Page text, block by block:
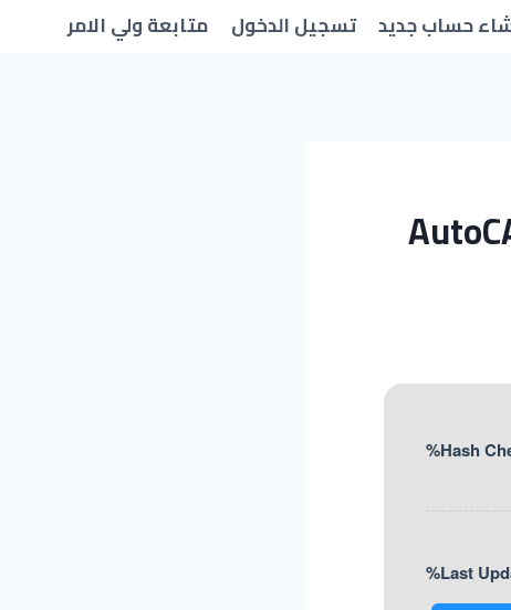
حساب جديد تسجيل الدخول متابعة ولي الامر